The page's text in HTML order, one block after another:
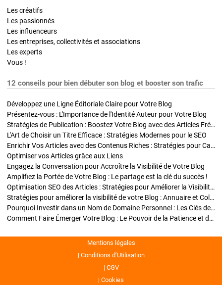
Les créatifs
Les passionnés
Les influenceurs
Les entreprises, collectivités et associations
Les experts
Vous !
12 conseils pour bien débuter son blog et booster son trafic
Développez une Ligne Éditoriale Claire pour Votre Blog
Présentez-vous : L'Importance de l'Identité Auteur pour Votre Blog
Stratégies de Publication : Boostez Votre Blog avec des Articles Fréquents et Exclusifs
L'Art de Choisir un Titre Efficace : Stratégies Modernes pour le SEO
Enrichir Vos Articles avec des Contenus Riches : Stratégies pour Captiver et Optimiser
Optimiser vos Articles grâce aux Liens
Engagez la Conversation pour Accroître la Visibilité de Votre Blog
Amplifiez la Portée de Votre Blog : Le partage est la clé du succès !
Optimisation SEO des Articles : Stratégies pour Améliorer la Visibilité de Votre Blog
Stratégies pour améliorer la visibilité de votre Blog : Annuaire et Collaborations
Pourquoi Investir dans un Nom de Domaine Personnel : Les Clés de la Réussite de Votre Blog
Comment Faire Émerger Votre Blog : Le Pouvoir de la Patience et de la Persévérance
Mentions légales
Conditions d’Utilisation
CGV
Cookies